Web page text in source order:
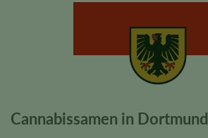
Cannabissamen in Dortmund